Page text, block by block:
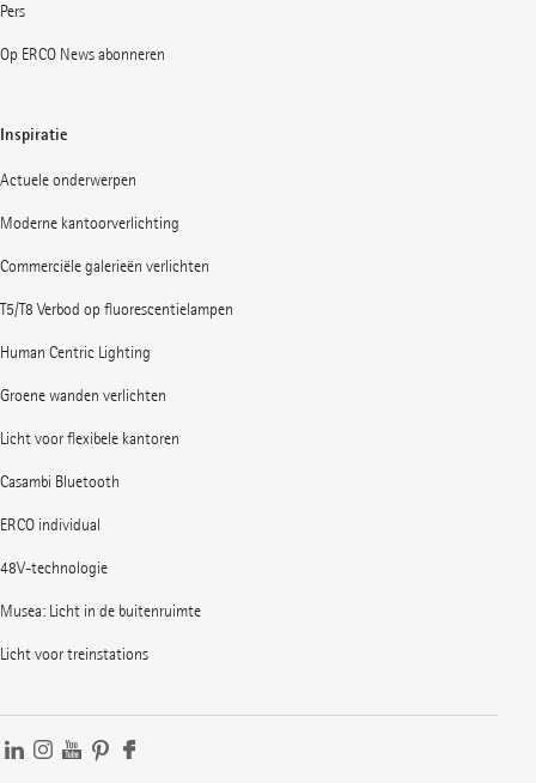
Pers
Op ERCO News abonneren
Inspiratie
Actuele onderwerpen
Moderne kantoorverlichting
Commerciële galerieën verlichten
T5/T8 Verbod op fluorescentielampen
Human Centric Lighting
Groene wanden verlichten
Licht voor flexibele kantoren
Casambi Bluetooth
ERCO individual
48V-technologie
Musea: Licht in de buitenruimte
Licht voor treinstations